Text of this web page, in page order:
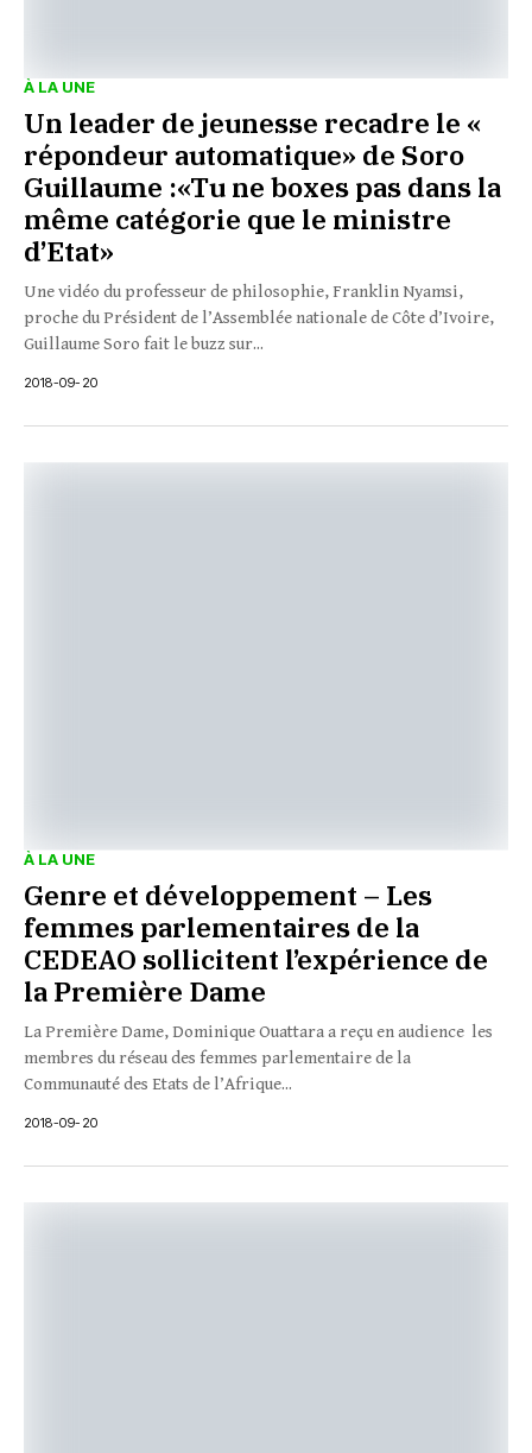
À LA UNE
Un leader de jeunesse recadre le «
répondeur automatique» de Soro
Guillaume :«Tu ne boxes pas dans la
même catégorie que le ministre
d’Etat»
Une vidéo du professeur de philosophie, Franklin Nyamsi,
proche du Président de l’Assemblée nationale de Côte d’Ivoire,
Guillaume Soro fait le buzz sur...
2018-09-20
À LA UNE
Genre et développement – Les
femmes parlementaires de la
CEDEAO sollicitent l’expérience de
la Première Dame
La Première Dame, Dominique Ouattara a reçu en audience les
membres du réseau des femmes parlementaire de la
Communauté des Etats de l’Afrique...
2018-09-20